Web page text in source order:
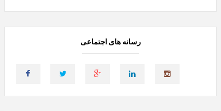
رسانه های اجتماعی